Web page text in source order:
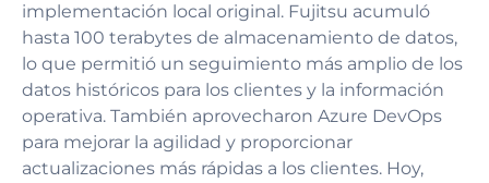
implementación local original. Fujitsu acumuló
hasta 100 terabytes de almacenamiento de datos,
lo que permitió un seguimiento más amplio de los
datos históricos para los clientes y la información
operativa. También aprovecharon Azure DevOps
para mejorar la agilidad y proporcionar
actualizaciones más rápidas a los clientes. Hoy,